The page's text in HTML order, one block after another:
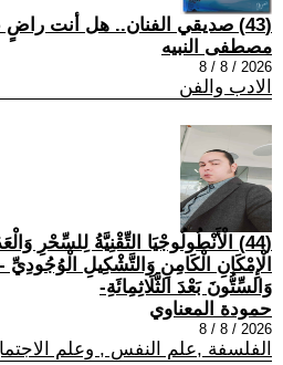
(43) صديقي الفنان.. هل أنت راضٍ عن نفسك؟
مصطفى النبيه
2026 / 8 / 8
الادب والفن
(44) الْأَنْطُولُوجْيَا التِّقْنِيَّةُ لِلسِّحْرِ
الْإِمْكَانِ الْكَامِنِ وَالتَّشْكِيلِ
وَالسِّتُّونَ بَعْدَ الثَّلَاثِمِائَةِ-
حمودة المعناوي
2026 / 8 / 8
الفلسفة ,علم النفس , وعلم